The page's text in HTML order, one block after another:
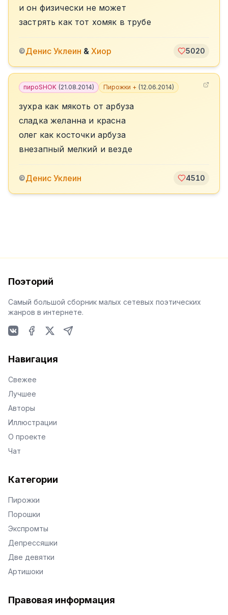
и он физически не может
застрять как тот хомяк в трубе
©Денис Уклеин & Хиор 5020
пироSHOK (21.08.2014) Пирожки + (12.06.2014)
зухра как мякоть от арбуза
сладка желанна и красна
олег как косточки арбуза
внезапный мелкий и везде
©Денис Уклеин 4510
Поэторий
Самый большой сборник малых сетевых поэтических
жанров в интернете.
Навигация
Свежее
Лучшее
Авторы
Иллюстрации
О проекте
Чат
Категории
Пирожки
Порошки
Экспромты
Депрессяшки
Две девятки
Артишоки
Правовая информация